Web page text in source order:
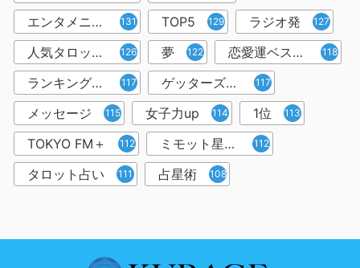
エンタメニュース＆コラム 131 TOP5 129 ラジオ発 127
人気タロット占い師 126 夢 122 恋愛運ベスト3 118
ランキング形式 117 ゲッターズ飯田 117
メッセージ 115 女子力up 114 1位 113
TOKYO FM＋ 112 ミモット星占い 112
タロット占い 111 占星術 108